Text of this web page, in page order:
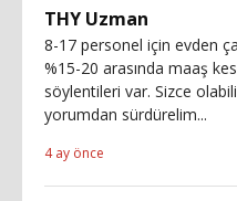
THY Uzman
8-17 personel için evden
%15-20 arasında maaş
söylentileri var. Sizce
yorumdan sürdürelim...
4 ay önce